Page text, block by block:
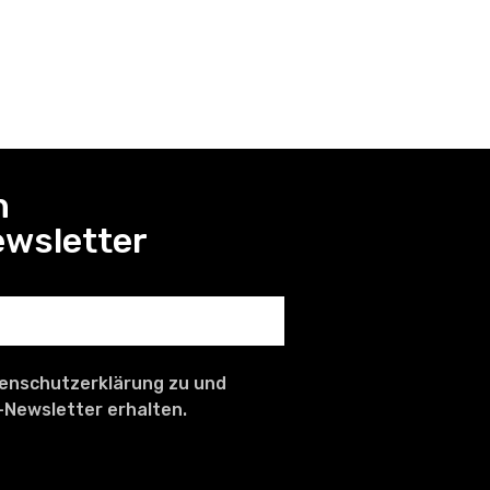
zu und
erhalten.